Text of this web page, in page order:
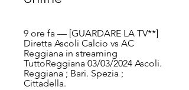
9 ore fa — [GUARDARE LA TV**]
Diretta Ascoli Calcio vs AC
Reggiana in streaming
TuttoReggiana 03/03/2024 Ascoli.
Reggiana ; Bari. Spezia ;
Cittadella.